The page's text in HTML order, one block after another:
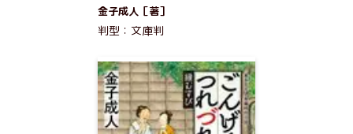
金子成人［著］
判型：文庫判